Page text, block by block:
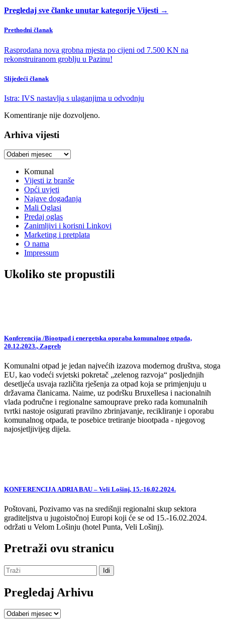
Pregledaj sve članke unutar kategorije Vijesti →
Prethodni članak
Rasprodana nova grobna mjesta po cijeni od 7.500 KN na
rekonstruiranom groblju u Pazinu!
Slijedeći članak
Istra: IVS nastavlja s ulaganjima u odvodnju
Komentiranje nije dozvoljeno.
Arhiva vijesti
Arhiva
Komunal
Vijesti iz branše
Opći uvjeti
Najave događanja
Mali Oglasi
Predaj oglas
Zanimljivi i korisni Linkovi
Marketing i pretplata
O nama
Impressum
Ukoliko ste propustili
Konferencija /Biootpad i energetska oporaba komunalnog otpada,
20.12.2023., Zagreb
Komunalni otpad je jedan najvećih izazova modernog društva, stoga
EU, kao vodeći svjetski pokretač „zelenog razvoja“ posljednjih
desetljeća usvaja različita rješenja za otpad koja se primjenjuju u
državama članicama. Naime, uz podršku Bruxellesa i nacionalnih
vlada područne i regionalne samouprave preko rada komunalnih
tvrtki nastoje osigurati pravilno zbrinjavanje, recikliranje i oporabu
komunalnog otpada, te posebice tretiranje biootpada - njegovog
najosjetljivijeg dijela.
KONFERENCIJA ADRIA BAU – Veli Lošinj, 15.-16.02.2024.
Poštovani, Pozivamo vas na središnji regionalni skup sektora
graditeljstva u jugoistočnoj Europi koji će se od 15.-16.02.2024.
održati u Velom Lošinju (hotel Punta, Veli Lošinj).
Pretraži ovu stranicu
Pregledaj Arhivu
Pregledaj